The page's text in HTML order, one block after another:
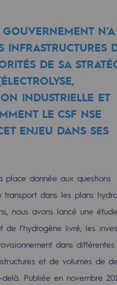
dotation
du fonds de
du fonds de
projet
gaz
de gaz
INFRASTRUCTURES
DE SA
INDUSTRIELLE ET
LE CSF NSE
ENJEU DANS SES
place donnée aux questions
transport dans les plans
nous avons lancé une
l’hydrogène livré, les
dans différentes
et de volumes de
Publiée en novembre